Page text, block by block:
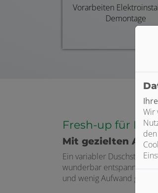
Vorarbeiten
Demontage
Fresh-up für Ihr
Mit gezielten
Ein variabler Duschstrahl,
wunderbar entspannt. Es
und wenig Aufwand große
Wir